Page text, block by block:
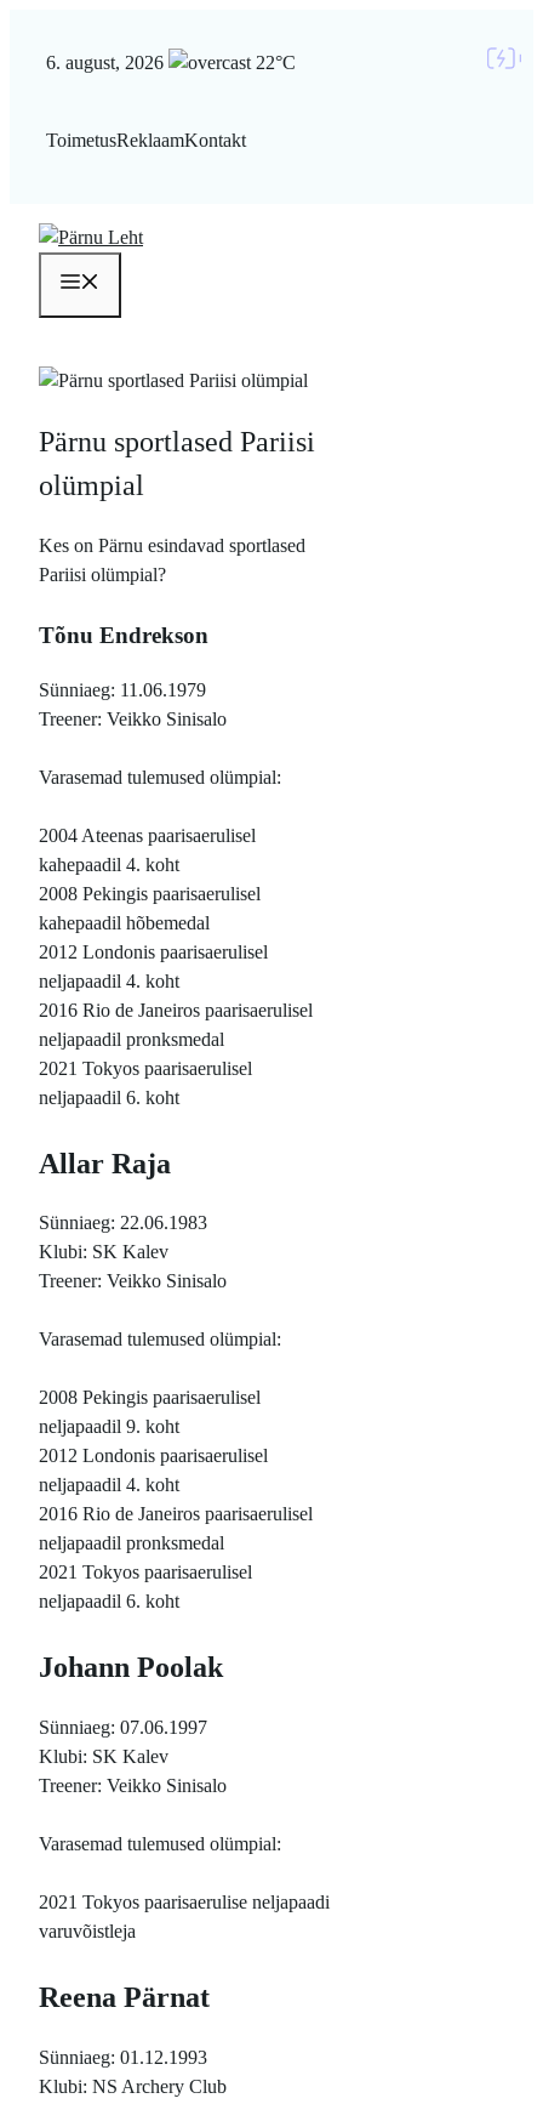
6. august, 2026 22°C
ToimetusReklaamKontakt
Pärnu sportlased Pariisi
olümpial
Kes on Pärnu esindavad sportlased
Pariisi olümpial?
Tõnu Endrekson
Sünniaeg: 11.06.1979
Treener: Veikko Sinisalo
Varasemad tulemused olümpial:
2004 Ateenas paarisaerulisel
kahepaadil 4. koht
2008 Pekingis paarisaerulisel
kahepaadil hõbemedal
2012 Londonis paarisaerulisel
neljapaadil 4. koht
2016 Rio de Janeiros paarisaerulisel
neljapaadil pronksmedal
2021 Tokyos paarisaerulisel
neljapaadil 6. koht
Allar Raja
Sünniaeg: 22.06.1983
Klubi: SK Kalev
Treener: Veikko Sinisalo
Varasemad tulemused olümpial:
2008 Pekingis paarisaerulisel
neljapaadil 9. koht
2012 Londonis paarisaerulisel
neljapaadil 4. koht
2016 Rio de Janeiros paarisaerulisel
neljapaadil pronksmedal
2021 Tokyos paarisaerulisel
neljapaadil 6. koht
Johann Poolak
Sünniaeg: 07.06.1997
Klubi: SK Kalev
Treener: Veikko Sinisalo
Varasemad tulemused olümpial:
2021 Tokyos paarisaerulise neljapaadi
varuvõistleja
Reena Pärnat
Sünniaeg: 01.12.1993
Klubi: NS Archery Club